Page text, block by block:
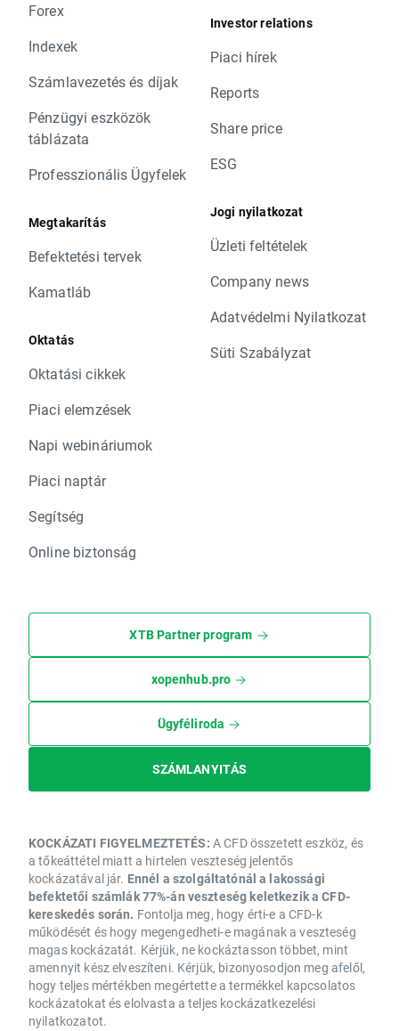
Forex
Indexek
Számlavezetés és díjak
Pénzügyi eszközök
táblázata
Professzionális Ügyfelek
Megtakarítás
Befektetési tervek
Kamatláb
Oktatás
Oktatási cikkek
Piaci elemzések
Napi webináriumok
Piaci naptár
Segítség
Online biztonság
Investor relations
Piaci hírek
Reports
Share price
ESG
Jogi nyilatkozat
Üzleti feltételek
Company news
Adatvédelmi Nyilatkozat
Süti Szabályzat
XTB Partner program
xopenhub.pro
Ügyféliroda
SZÁMLANYITÁS
KOCKÁZATI FIGYELMEZTETÉS: A CFD összetett eszköz, és
a tőkeáttétel miatt a hirtelen veszteség jelentős
kockázatával jár. Ennél a szolgáltatónál a lakossági
befektetői számlák 77%-án veszteség keletkezik a CFD-
kereskedés során. Fontolja meg, hogy érti-e a CFD-k
működését és hogy megengedheti-e magának a veszteség
magas kockázatát. Kérjük, ne kockáztasson többet, mint
amennyit kész elveszíteni. Kérjük, bizonyosodjon meg afelől,
hogy teljes mértékben megértette a termékkel kapcsolatos
kockázatokat és elolvasta a teljes kockázatkezelési
nyilatkozatot.